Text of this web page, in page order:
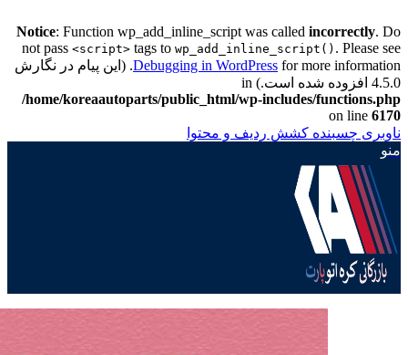
Notice: Function wp_add_inline_script was called incorrectly. Do
not pass <script> tags to wp_add_inline_script() . Please see
Debugging in WordPressfor more information. (این پیام در نگارش
4.5.0 افزوده شده است.) in
/home/koreaautoparts/public_html/wp-includes/functions.php
on line 6170
ناوبری چسبنده کشش ردیف و محتوا
منو